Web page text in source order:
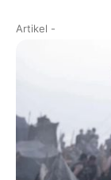
Artikel -